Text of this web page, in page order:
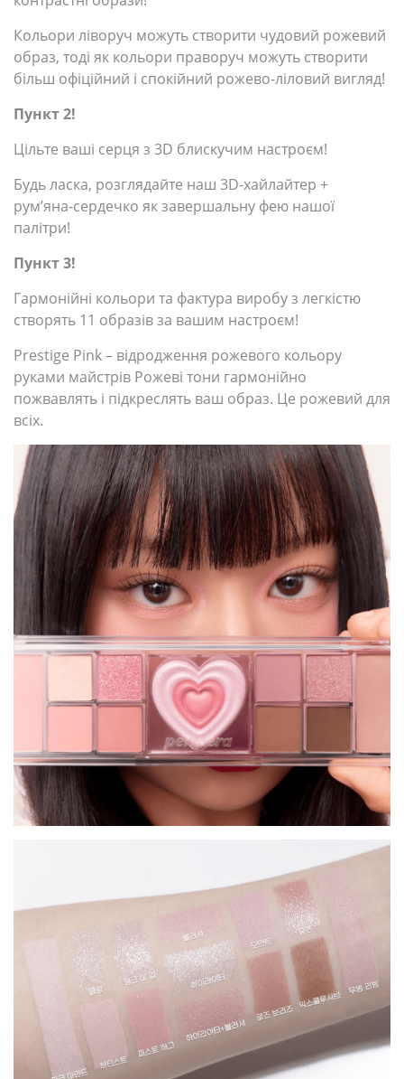
Кольори ліворуч можуть створити чудовий рожевий
образ, тоді як кольори праворуч можуть створити
більш офіційний і спокійний рожево-ліловий вигляд!
Пункт 2!
Цільте ваші серця з 3D блискучим настроєм!
Будь ласка, розглядайте наш 3D-хайлайтер +
рум’яна-сердечко як завершальну фею нашої
палітри!
Пункт 3!
Гармонійні кольори та фактура виробу з легкістю
створять 11 образів за вашим настроєм!
Prestige Pink – відродження рожевого кольору
руками майстрів Рожеві тони гармонійно
пожвавлять і підкреслять ваш образ. Це рожевий для
всіх.